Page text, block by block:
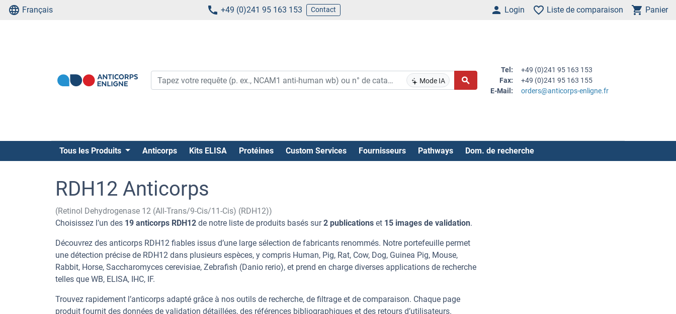
Français +49 (0)241 95 163 153 Contact Login Liste de comparaison Panier
Mode IA
Tel:
+49 (0)241 95 163 153
Fax:
+49 (0)241 95 163 155
E-Mail:
orders@anticorps-enligne.fr
Tous les Produits Anticorps Kits ELISA Protéines Custom Services Fournisseurs Pathways Dom. de recherche
RDH12 Anticorps
(Retinol Dehydrogenase 12 (All-Trans/9-Cis/11-Cis) (RDH12))
Choisissez l’un des 19 anticorps RDH12 de notre liste de produits basés sur2 publications et 15 images de validation.
Découvrez des anticorps RDH12 fiables issus d’une large sélection de fabricants renommés. Notre portefeuille permet
une détection précise de RDH12 dans plusieurs espèces, y compris Human, Pig, Rat, Cow, Dog, Guinea Pig, Mouse,
Rabbit, Horse, Saccharomyces cerevisiae, Zebrafish (Danio rerio), et prend en charge diverses applications de recherche
telles que WB, ELISA, IHC, IF.
Trouvez rapidement l’anticorps adapté grâce à nos outils de recherche, de filtrage et de comparaison. Chaque page
produit fournit des données de validation détaillées, des références bibliographiques et des retours d’utilisateurs.